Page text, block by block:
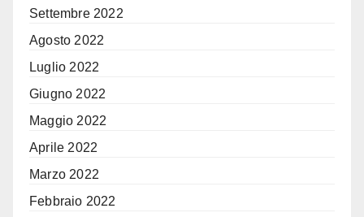
Settembre 2022
Agosto 2022
Luglio 2022
Giugno 2022
Maggio 2022
Aprile 2022
Marzo 2022
Febbraio 2022